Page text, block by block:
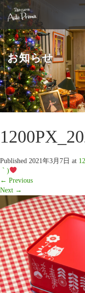
お知らせ
Published 2021年3月7日 at
｀)
← Previous
Next →